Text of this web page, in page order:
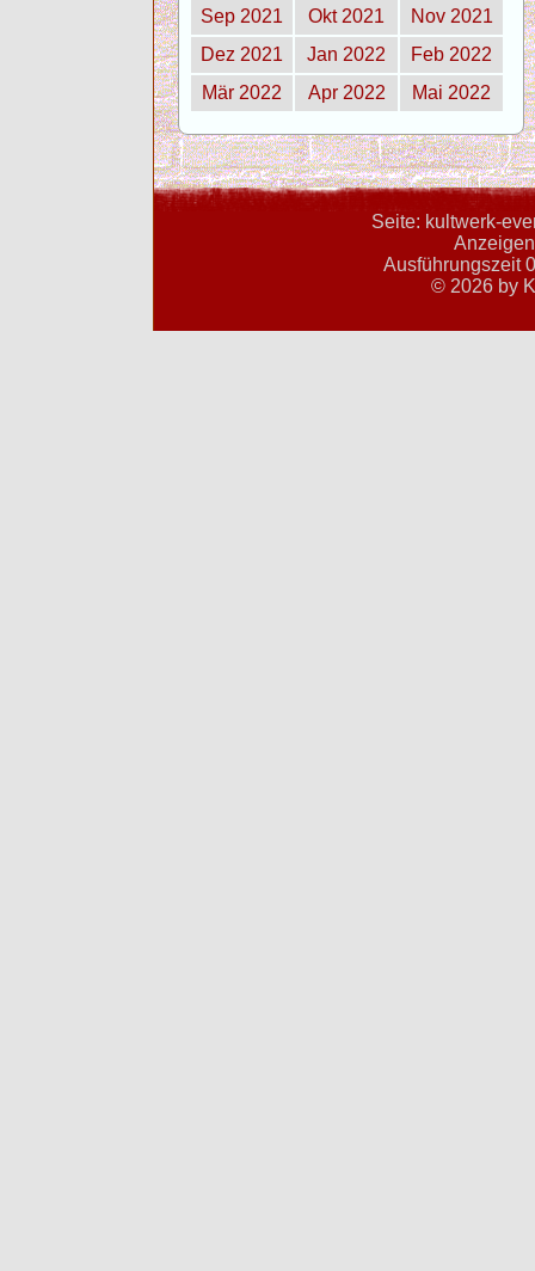
Sep 2021
Okt 2021
Nov 2021
Dez 2021
Jan 2022
Feb 2022
Mär 2022
Apr 2022 Mai 2022
Seite: kultwerk-
Ausführungszeit
© 2026 by